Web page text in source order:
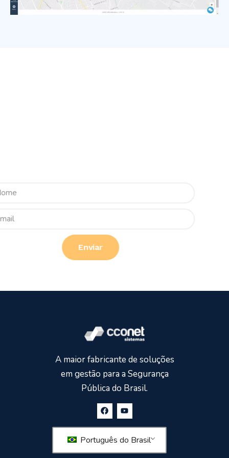
Enviar
A maior fabricante de soluções
em gestão para a Segurança
Pública do Brasil.
Português do Brasil